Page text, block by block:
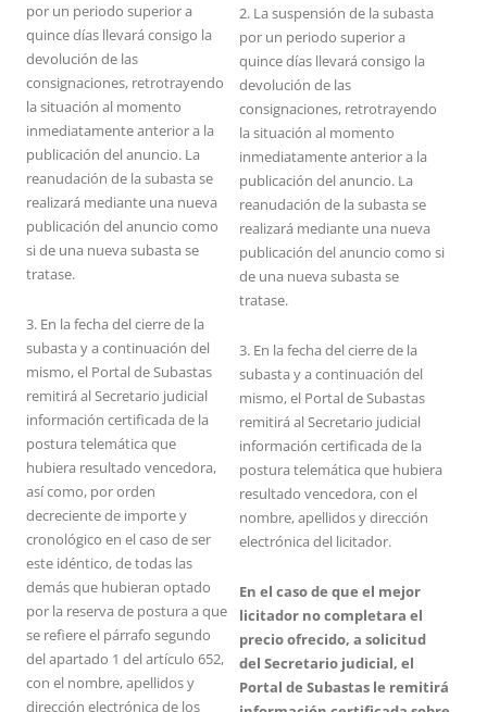
por un periodo superior a
quince días llevará consigo la
devolución de las
consignaciones, retrotrayendo
la situación al momento
inmediatamente anterior a la
publicación del anuncio. La
reanudación de la subasta se
realizará mediante una nueva
publicación del anuncio como
si de una nueva subasta se
tratase.
3. En la fecha del cierre de la
subasta y a continuación del
mismo, el Portal de Subastas
remitirá al Secretario judicial
información certificada de la
postura telemática que
hubiera resultado vencedora,
así como, por orden
decreciente de importe y
cronológico en el caso de ser
este idéntico, de todas las
demás que hubieran optado
por la reserva de postura a que
se refiere el párrafo segundo
del apartado 1 del artículo 652,
con el nombre, apellidos y
dirección electrónica de los
2. La suspensión de la subasta
por un periodo superior a
quince días llevará consigo la
devolución de las
consignaciones, retrotrayendo
la situación al momento
inmediatamente anterior a la
publicación del anuncio. La
reanudación de la subasta se
realizará mediante una nueva
publicación del anuncio como si
de una nueva subasta se
tratase.
3. En la fecha del cierre de la
subasta y a continuación del
mismo, el Portal de Subastas
remitirá al Secretario judicial
información certificada de la
postura telemática que hubiera
resultado vencedora, con el
nombre, apellidos y dirección
electrónica del licitador.
En el caso de que el mejor
licitador no completara el
precio ofrecido, a solicitud
del Secretario judicial, el
Portal de Subastas le remitirá